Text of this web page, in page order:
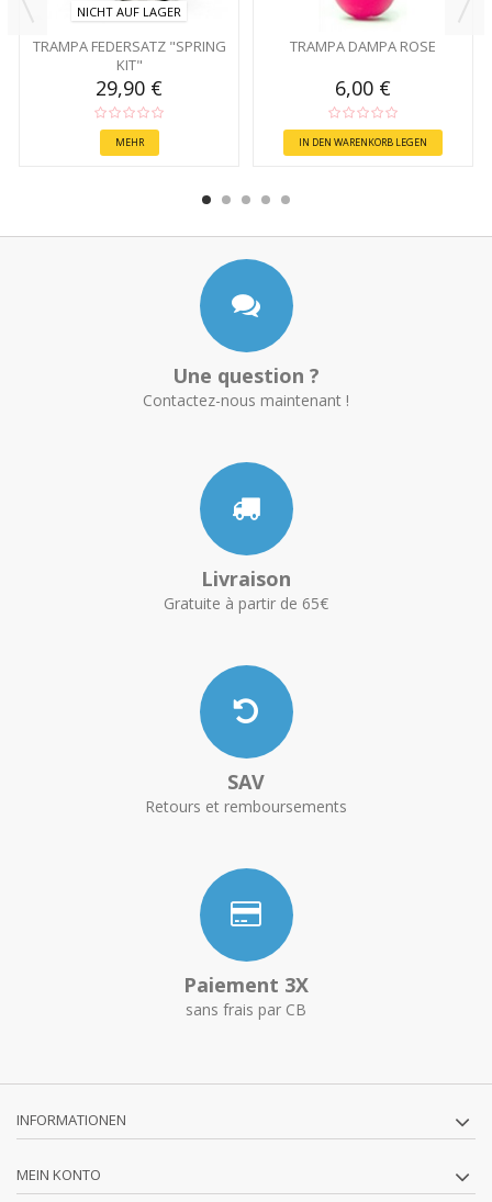
NICHT AUF LAGER
TRAMPA FEDERSATZ "SPRING
KIT"
29,90 €
MEHR
TRAMPA DAMPA ROSE
6,00 €
IN DEN WARENKORB LEGEN
Une question ?
Contactez-nous maintenant !
Livraison
Gratuite à partir de 65€
SAV
Retours et remboursements
Paiement 3X
sans frais par CB
INFORMATIONEN
MEIN KONTO